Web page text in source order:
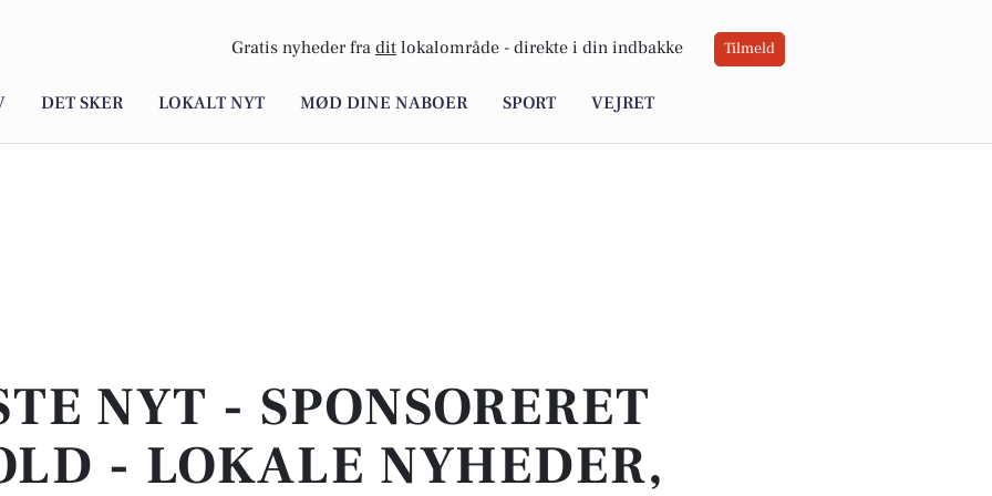
Gratis nyheder fra dit lokalområde - direkte i din indbakke Tilmeld
DET SKER LOKALT NYT MØD DINE NABOER SPORT VEJRET
NYT - SPONSORERET
- LOKALE NYHEDER,